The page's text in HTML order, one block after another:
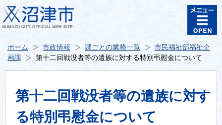
ホーム 市政情報 課ごとの業務一覧
市民福祉部福祉企
画課
第十二回戦没者等の遺族に対する特別弔慰金について
第十二回戦没者等の遺族に対す
る特別弔慰金について